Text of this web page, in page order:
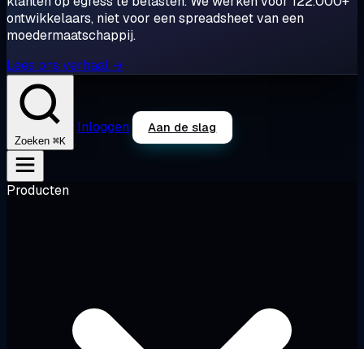
ontwikkelaars, niet voor een spreadsheet van een
moedermaatschappij.
Lees ons verhaal →
Zoeken ⌘K
Inloggen Aan de slag
Producten